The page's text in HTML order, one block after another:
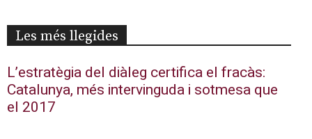
Les més llegides
L’estratègia del diàleg certifica el fracàs:
Catalunya, més intervinguda i sotmesa que
el 2017